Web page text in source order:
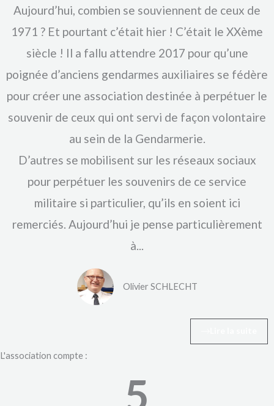
Aujourd’hui, combien se souviennent de ceux de
1971 ? Et pourtant c’était hier ! C’était le XXème
siècle ! Il a fallu attendre 2017 pour qu’une
poignée d’anciens gendarmes auxiliaires se fédère
pour créer une association destinée à perpétuer le
souvenir de ceux qui ont servi de façon volontaire
au sein de la Gendarmerie.
D’autres se mobilisent sur les réseaux sociaux
pour perpétuer les souvenirs de ce service
militaire si particulier, qu’ils en soient ici
remerciés. Aujourd’hui je pense particulièrement
à...
Olivier SCHLECHT
L'association compte :
5